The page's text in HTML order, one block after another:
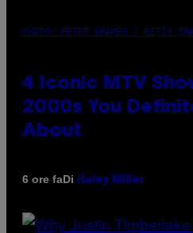
PHOTO: PETER KRAMER / GETTY
4 Iconic MTV
2000s You
About
6 ore faDi Haley Miller